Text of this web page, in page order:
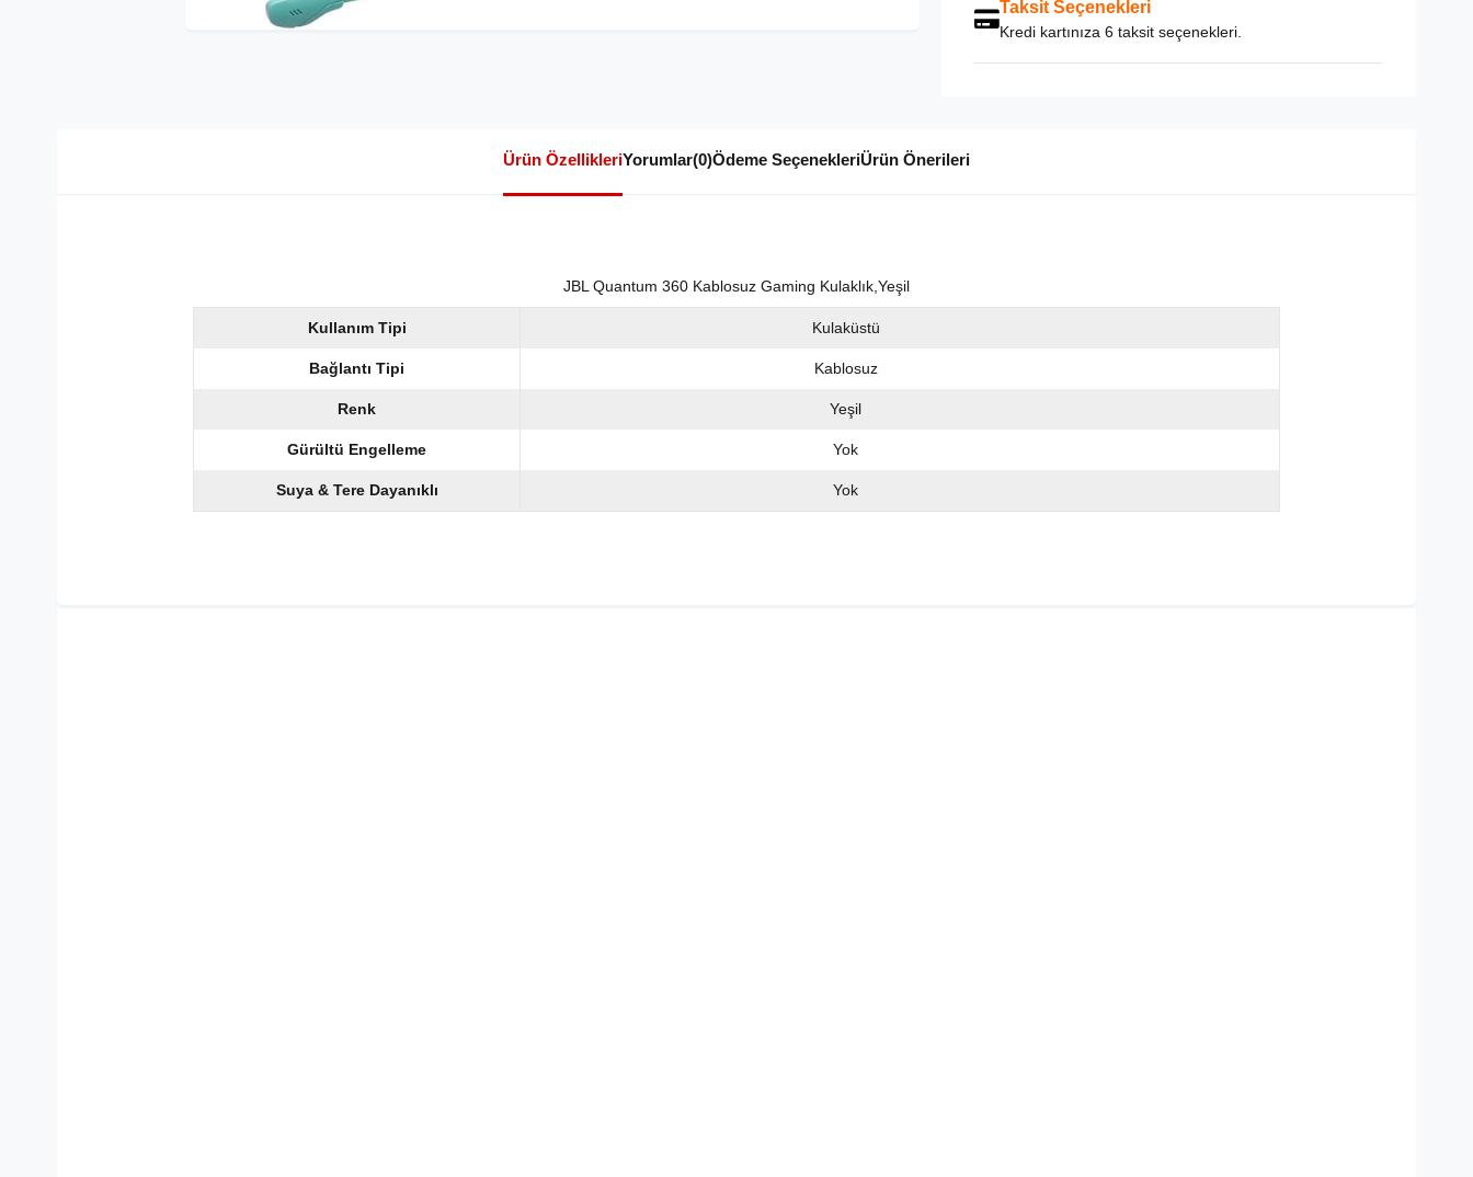
Taksit Seçenekleri
Kredi kartınıza 6 taksit seçenekleri.
Ürün ÖzellikleriYorumlar(0)Ödeme SeçenekleriÜrün Önerileri
JBL Quantum 360 Kablosuz Gaming Kulaklık,Yeşil
Kullanım Tipi Kulaküstü
Bağlantı Tipi Kablosuz
Renk Yeşil
Gürültü Engelleme Yok
Suya & Tere Dayanıklı Yok